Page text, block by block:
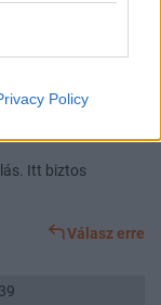
Policy
Itt biztos
Válasz erre